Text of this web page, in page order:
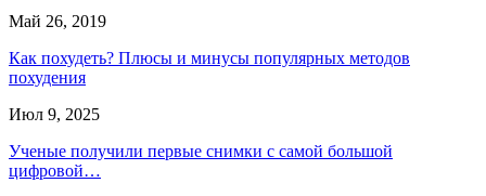
Май 26, 2019
Как похудеть? Плюсы и минусы популярных методов
похудения
Июл 9, 2025
Ученые получили первые снимки с самой большой
цифровой…